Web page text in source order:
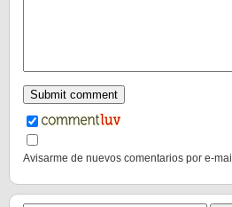
Avisarme de nuevos comentarios por e-mail